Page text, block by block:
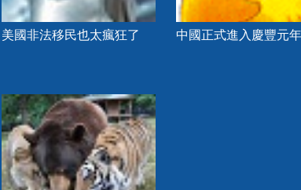
美國非法移民也太瘋狂了 中國正式進入慶豐元年